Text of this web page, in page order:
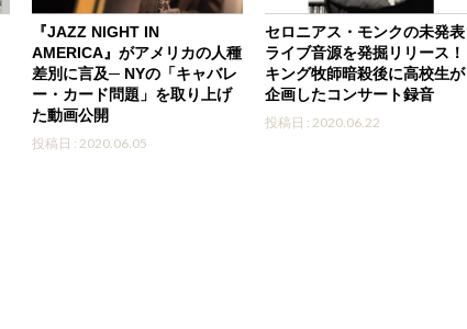
『JAZZ NIGHT IN
AMERICA』がアメリカの人種
差別に言及─ NYの「キャバレ
ー・カード問題」を取り上げ
た動画公開
投稿日 : 2020.06.05
セロニアス・モンクの未発表
ライブ音源を発掘リリース！
キング牧師暗殺後に高校生が
企画したコンサート録音
投稿日 : 2020.06.22